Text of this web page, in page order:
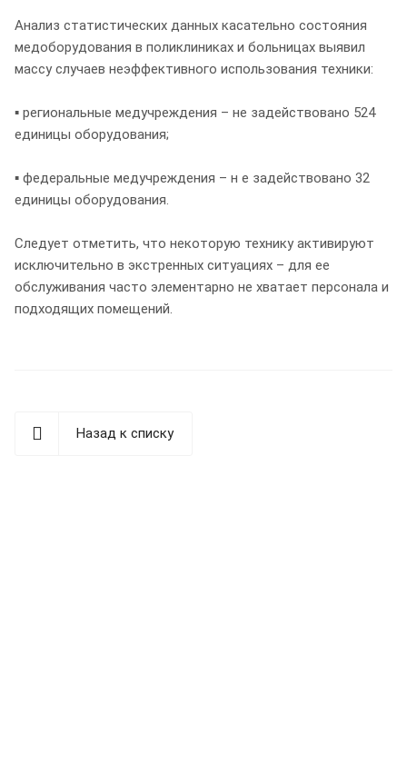
Анализ статистических данных касательно состояния
медоборудования в поликлиниках и больницах выявил
массу случаев неэффективного использования техники:
▪ региональные медучреждения – не задействовано 524
единицы оборудования;
▪ федеральные медучреждения – н е задействовано 32
единицы оборудования.
Следует отметить, что некоторую технику активируют
исключительно в экстренных ситуациях – для ее
обслуживания часто элементарно не хватает персонала и
подходящих помещений.
Назад к списку